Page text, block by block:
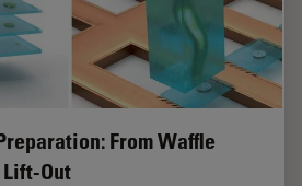
From Waffle
Out